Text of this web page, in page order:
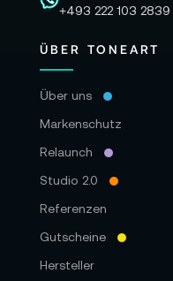
+493 222 103 2839
ÜBER TONEART
Über uns
Markenschutz
Relaunch
Studio 2.0
Referenzen
Gutscheine
Hersteller